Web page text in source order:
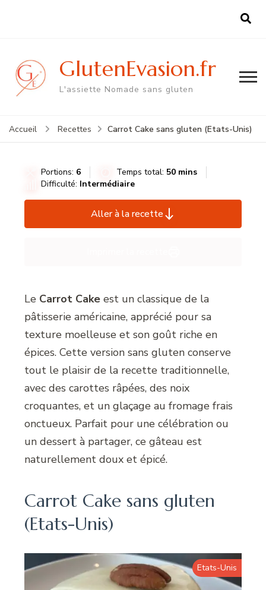
GlutenEvasion.fr
L'assiette Nomade sans gluten
Accueil Recettes Carrot Cake sans gluten (Etats-Unis)
Portions: 6 Temps total: 50 mins
Difficulté: Intermédiaire
Aller à la recette
Le Carrot Cake est un classique de la
pâtisserie américaine, apprécié pour sa
texture moelleuse et son goût riche en
épices. Cette version sans gluten conserve
tout le plaisir de la recette traditionnelle,
avec des carottes râpées, des noix
croquantes, et un glaçage au fromage frais
onctueux. Parfait pour une célébration ou
un dessert à partager, ce gâteau est
naturellement doux et épicé.
Carrot Cake sans gluten
(Etats-Unis)
Etats-Unis